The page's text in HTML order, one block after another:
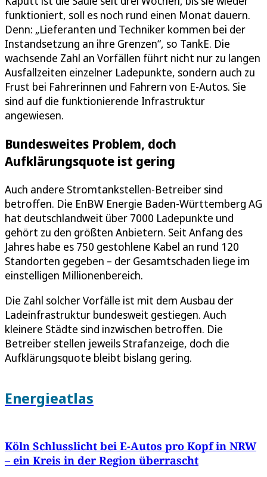
funktioniert, soll es noch rund einen Monat dauern.
Denn: „Lieferanten und Techniker kommen bei der
Instandsetzung an ihre Grenzen“, so TankE. Die
wachsende Zahl an Vorfällen führt nicht nur zu langen
Ausfallzeiten einzelner Ladepunkte, sondern auch zu
Frust bei Fahrerinnen und Fahrern von E-Autos. Sie
sind auf die funktionierende Infrastruktur
angewiesen.
Bundesweites Problem, doch
Aufklärungsquote ist gering
Auch andere Stromtankstellen-Betreiber sind
betroffen. Die EnBW Energie Baden-Württemberg AG
hat deutschlandweit über 7000 Ladepunkte und
gehört zu den größten Anbietern. Seit Anfang des
Jahres habe es 750 gestohlene Kabel an rund 120
Standorten gegeben – der Gesamtschaden liege im
einstelligen Millionenbereich.
Die Zahl solcher Vorfälle ist mit dem Ausbau der
Ladeinfrastruktur bundesweit gestiegen. Auch
kleinere Städte sind inzwischen betroffen. Die
Betreiber stellen jeweils Strafanzeige, doch die
Aufklärungsquote bleibt bislang gering.
Energieatlas
Köln Schlusslicht bei E-Autos pro Kopf in NRW
– ein Kreis in der Region überrascht